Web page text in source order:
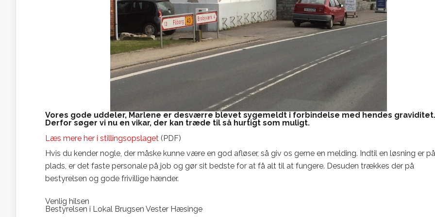
Vores gode uddeler, Marlene er desværre blevet sygemeldt i forbindelse med hendes graviditet.
Derfor søger vi nu en vikar, der kan træde til så hurtigt som muligt.
Læs mere her i stillingsopslaget (PDF)
Hvis du kender nogle, der måske kunne være en god afløser, så giv os gerne en melding. Indtil en løsning er på
plads, er det faste personale på job og gør sit bedste for at få alt til at fungere. Desuden trækkes der på
bestyrelsen og gode frivillige hænder.
Venlig hilsen
Bestyrelsen i Lokal Brugsen Vester Hæsinge